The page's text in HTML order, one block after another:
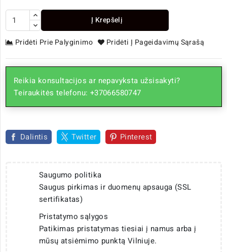
Į Krepšelį
Pridėti Prie Palyginimo Pridėti Į Pageidavimų Sąrašą
Reikia konsultacijos ar nepavyksta užsisakyti?
Teiraukitės telefonu: +37066580747
Dalintis Twitter Pinterest
Saugumo politika
Saugus pirkimas ir duomenų apsauga (SSL
sertifikatas)
Pristatymo sąlygos
Patikimas pristatymas tiesiai į namus arba į
mūsų atsiėmimo punktą Vilniuje.